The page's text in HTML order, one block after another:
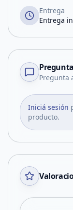
Entrega
Entrega
Pregunta
Iniciá sesión
producto.